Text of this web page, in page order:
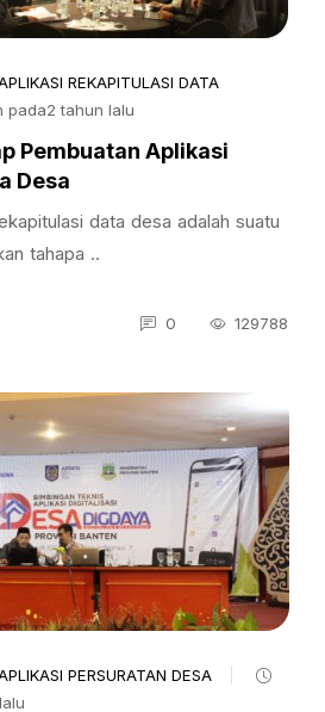
REKAPITULASI DATA
pada2 tahun lalu
Pembuatan Aplikasi
Desa
data desa adalah suatu
tahapa ..
0 129788
PERSURATAN DESA